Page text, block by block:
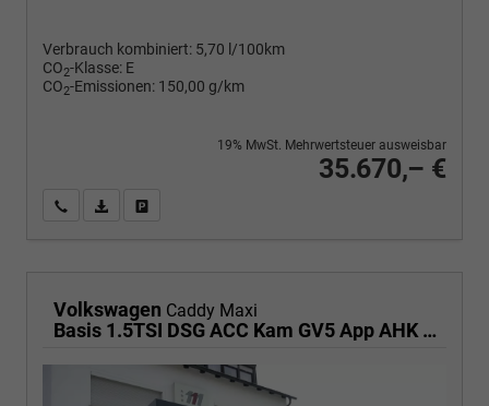
Verbrauch kombiniert: 5,70 l/100km
CO2-Klasse: E
CO2-Emissionen: 150,00 g/km
35.670,– €
19% MwSt. Mehrwertsteuer ausweisbar
Wir rufen Sie anPDF-Fahrzeugexposé drucken
Volkswagen Caddy Maxi
Basis 1.5TSI DSG ACC Kam GV5 App AHK Reling